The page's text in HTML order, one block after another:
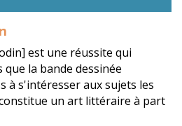
est une réussite qui
la bande dessinée
à s'intéresser aux sujets les
un art littéraire à part